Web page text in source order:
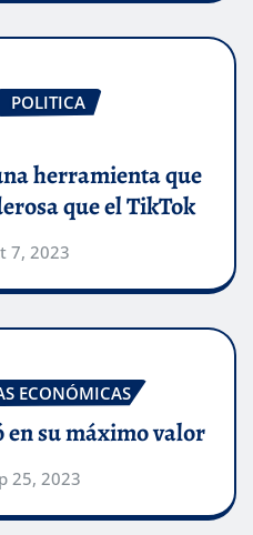
POLITICA
herramienta que
que el TikTok
7, 2023
ECONÓMICAS
en su máximo valor
25, 2023